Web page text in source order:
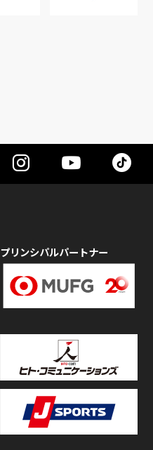
プリンシパルパートナー